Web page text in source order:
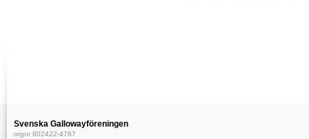
Svenska Gallowayföreningen
orgnr 802422-4787